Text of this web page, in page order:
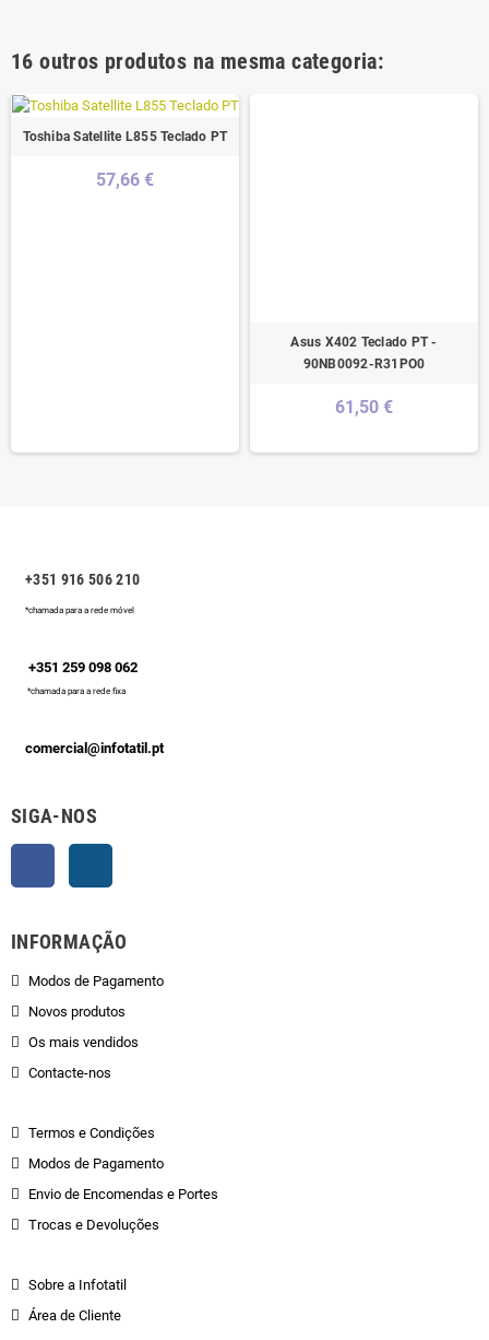
16 outros produtos na mesma categoria:
Toshiba Satellite L855 Teclado PT
57,66 €
Asus X402 Teclado PT -
90NB0092-R31PO0
61,50 €
+351 916 506 210
*chamada para a rede móvel
+351 259 098 062
*chamada para a rede fixa
comercial@infotatil.pt
SIGA-NOS
INFORMAÇÃO
Modos de Pagamento
Novos produtos
Os mais vendidos
Contacte-nos
Termos e Condições
Modos de Pagamento
Envio de Encomendas e Portes
Trocas e Devoluções
Sobre a Infotatil
Área de Cliente